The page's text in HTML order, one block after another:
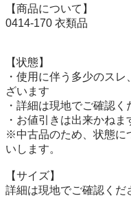
【商品について】
0414-170 衣類品
【状態】
・使用に伴う多少のス
ざいます
・詳細は現地でご確認く
・お値引きは出来かね
※中古品のため、状態に
いします。
【サイズ】
詳細は現地でご確認くだ